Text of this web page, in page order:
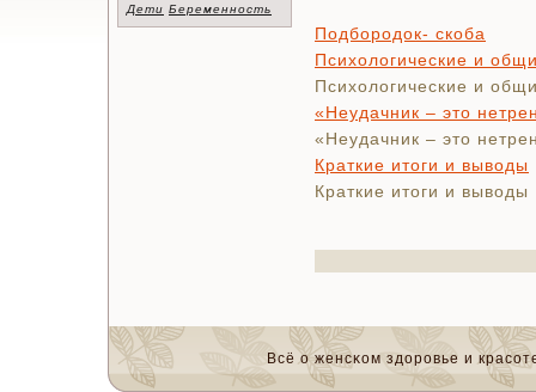
Дети Беременность
Подбородок- скоба
Психологические и
Психологические и
«Неудачник – это
«Неудачник – это
Краткие итоги и выводы
Краткие итоги и выводы
Всё о женсκом здоровье и